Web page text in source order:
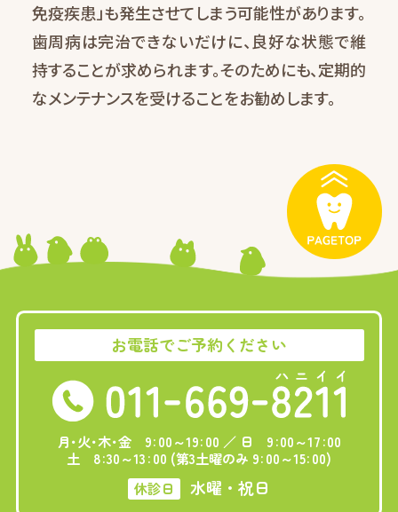
免疫疾患」も発生させてしまう可能性があります。
歯周病は完治できないだけに、良好な状態で維
持することが求められます。そのためにも、定期的
なメンテナンスを受けることをお勧めします。
お電話でご予約ください
月･火･木･金 9:00～19:00 ／ 日 9:00～17:00
土 8:30～13:00 (第3土曜のみ 9:00～15:00)
休診日
水曜・祝日